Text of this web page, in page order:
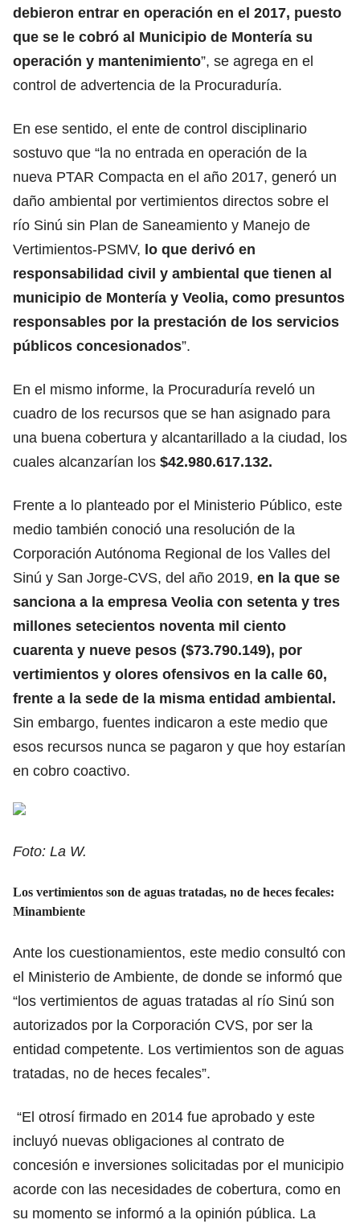
debieron entrar en operación en el 2017, puesto
que se le cobró al Municipio de Montería su
operación y mantenimiento”, se agrega en el
control de advertencia de la Procuraduría.
En ese sentido, el ente de control disciplinario
sostuvo que “la no entrada en operación de la
nueva PTAR Compacta en el año 2017, generó un
daño ambiental por vertimientos directos sobre el
río Sinú sin Plan de Saneamiento y Manejo de
Vertimientos-PSMV, lo que derivó en
responsabilidad civil y ambiental que tienen al
municipio de Montería y Veolia, como presuntos
responsables por la prestación de los servicios
públicos concesionados”.
En el mismo informe, la Procuraduría reveló un
cuadro de los recursos que se han asignado para
una buena cobertura y alcantarillado a la ciudad, los
cuales alcanzarían los $42.980.617.132.
Frente a lo planteado por el Ministerio Público, este
medio también conoció una resolución de la
Corporación Autónoma Regional de los Valles del
Sinú y San Jorge-CVS, del año 2019, en la que se
sanciona a la empresa Veolia con setenta y tres
millones setecientos noventa mil ciento
cuarenta y nueve pesos ($73.790.149), por
vertimientos y olores ofensivos en la calle 60,
frente a la sede de la misma entidad ambiental.
Sin embargo, fuentes indicaron a este medio que
esos recursos nunca se pagaron y que hoy estarían
en cobro coactivo.
Foto: La W.
Los vertimientos son de aguas tratadas, no de heces fecales:
Minambiente
Ante los cuestionamientos, este medio consultó con
el Ministerio de Ambiente, de donde se informó que
“los vertimientos de aguas tratadas al río Sinú son
autorizados por la Corporación CVS, por ser la
entidad competente. Los vertimientos son de aguas
tratadas, no de heces fecales”.
“El otrosí firmado en 2014 fue aprobado y este
incluyó nuevas obligaciones al contrato de
concesión e inversiones solicitadas por el municipio
acorde con las necesidades de cobertura, como en
su momento se informó a la opinión pública. La